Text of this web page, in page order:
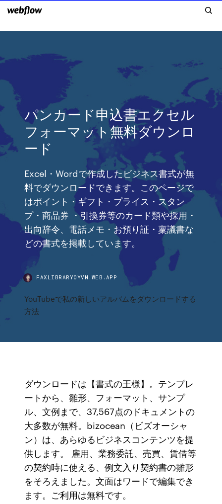
パンカード申込書エクセル
フォーマット無料ダウンロ
ード
Excel・Wordで作成したビジネス書式が無
料でダウンロードできます。このページで
はポイント・ギフト・プライス・スタン
プ・商品券 ・引換券等のカード類や採用・
出向辞令、電話メモ・お預り証・稟議書な
どの書式を掲載しています。
FAXLIBRARYOYVN.WEB.APP
YouTubeで私の新しいアルバムをダウンロードする
方法
ダウンロードは【書式の王様】。テンプレ
ートから、雛形、フォーマット、サンプ
ル、文例まで、37,567点のドキュメントの
大多数が無料。bizocean（ビズオーシャ
ン）は、あらゆるビジネスコンテンツを提
供します。 雇用、業務委託、売買、賃借等
の契約時に使える、例文入り契約書の雛形
をそろえました。文面はワードで編集でき
ます。ご利用は無料です。